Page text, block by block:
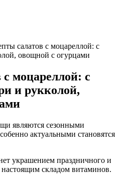
салатов с моцареллой: с
овощной с огурцами
моцареллой: с
и рукколой,
являются сезонными
актуальными становятся
украшением праздничного и
складом витаминов.